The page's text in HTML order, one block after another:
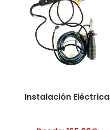
Instalación Eléctrica